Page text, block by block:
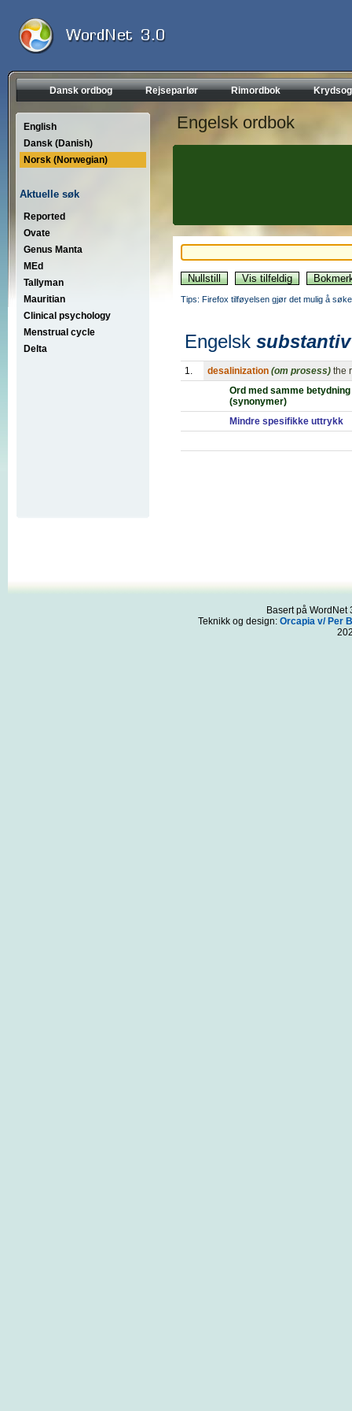
Dansk ordbog Rejseparlør Rimordbok
English
Dansk (Danish)
Norsk (Norwegian)
Aktuelle søk
Reported
Ovate
Genus Manta
MEd
Tallyman
Mauritian
Clinical psychology
Menstrual cycle
Delta
Engelsk ordbok
Tips: Firefox tilføyelsen gjør det mulig å
Engelsk substantiv
1. desalinization (om prosess) the
Ord med samme betydning
(synonymer)
Mindre spesifikke uttrykk
Basert på
Teknikk og design: Orcapia v/ Per